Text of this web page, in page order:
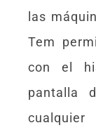
las
Tem
con el
pantalla